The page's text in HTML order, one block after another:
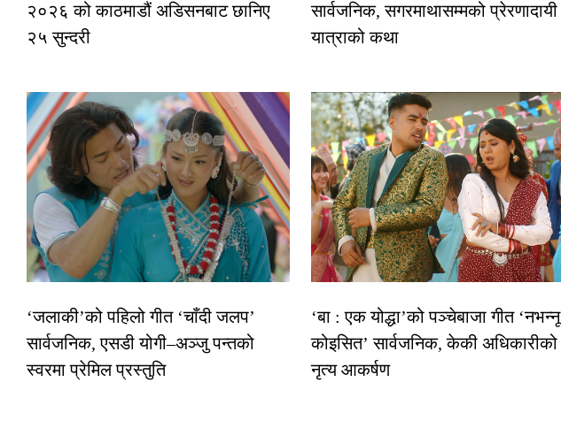
२०२६ को काठमाडौं अडिसनबाट छानिए
२५ सुन्दरी
सार्वजनिक, सगरमाथासम्मको प्रेरणादायी
यात्राको कथा
‘जलाकी’को पहिलो गीत ‘चाँदी जलप’
सार्वजनिक, एसडी योगी–अञ्जु पन्तको
स्वरमा प्रेमिल प्रस्तुति
‘बा : एक योद्धा’को पञ्चेबाजा गीत ‘नभन्नू
कोइसित’ सार्वजनिक, केकी अधिकारीको
नृत्य आकर्षण